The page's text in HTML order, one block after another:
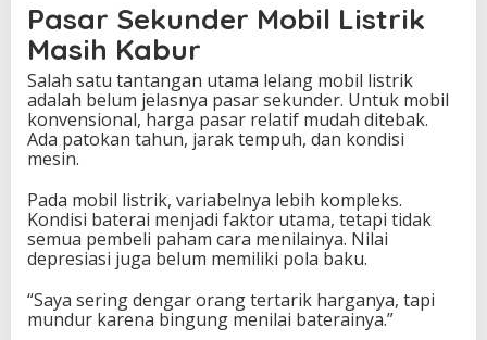
Pasar Sekunder Mobil Listrik
Masih Kabur
Salah satu tantangan utama lelang mobil listrik
adalah belum jelasnya pasar sekunder. Untuk mobil
konvensional, harga pasar relatif mudah ditebak.
Ada patokan tahun, jarak tempuh, dan kondisi
mesin.
Pada mobil listrik, variabelnya lebih kompleks.
Kondisi baterai menjadi faktor utama, tetapi tidak
semua pembeli paham cara menilainya. Nilai
depresiasi juga belum memiliki pola baku.
“Saya sering dengar orang tertarik harganya, tapi
mundur karena bingung menilai baterainya.”